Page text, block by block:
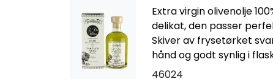
Extra virgin olivenolje
delikat, den passer
Skiver av frysetørket
hånd og godt synlig i
46024